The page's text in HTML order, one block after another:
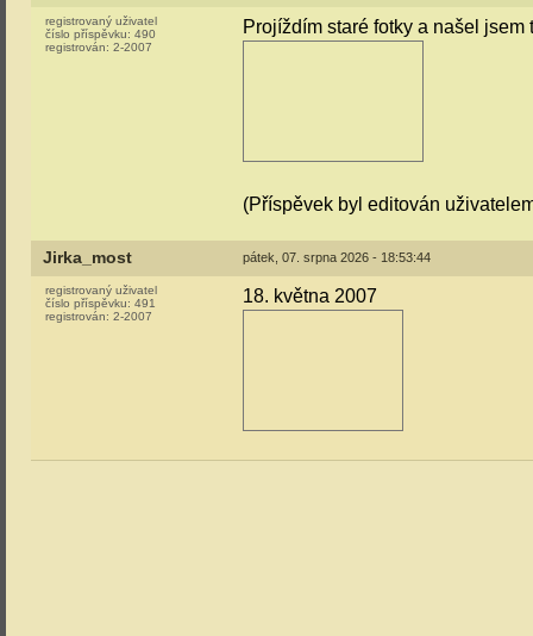
registrovaný uživatel
číslo příspěvku: 490
registrován: 2-2007
Projíždím staré fotky a našel
(Příspěvek byl editován
Jirka_most pátek, 07. srpna 2026 - 18:53:44
registrovaný uživatel
číslo příspěvku: 491
registrován: 2-2007
18. května 2007